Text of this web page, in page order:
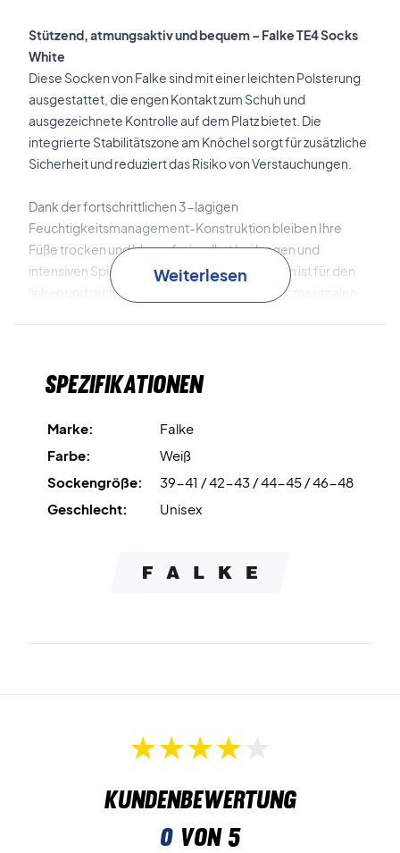
Stützend, atmungsaktiv und bequem – Falke TE4 Socks
White
Diese Socken von Falke sind mit einer leichten Polsterung
ausgestattet, die engen Kontakt zum Schuh und
ausgezeichnete Kontrolle auf dem Platz bietet. Die
integrierte Stabilitätszone am Knöchel sorgt für zusätzliche
Sicherheit und reduziert das Risiko von Verstauchungen.
Dank der fortschrittlichen 3-lagigen
Feuchtigkeitsmanagement-Konstruktion bleiben Ihre
Füße trocken und blasenfrei, selbst bei langen und
intensiven Spielen. Die anatomische Passform ist für den
linken und rechten Fuß optimiert und sorgt für maximalen
Baumwolle und synthetischen Fasern, die angenehm
deine Falke TE4 Socken jetzt!
Farbe: Weiß.
Material: 34% Baumwolle, 34% Polypropylen, 30%
Weiterlesen
Spezifikationen
Marke:
Falke
Farbe:
Weiß
Sockengröße:
39-41 / 42-43 / 44-45 / 46-48
Geschlecht:
Unisex
Kundenbewertung
0von 5